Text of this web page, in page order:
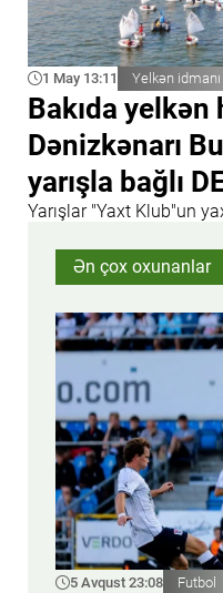
1 May 13:11 Yelkən idmanı
Bakıda yelkən
Dənizkənarı
yarışla bağlı
Yarışlar "Yaxt Klub"un
Ən çox oxunanlar
5 Avqust 23:08 Futbol